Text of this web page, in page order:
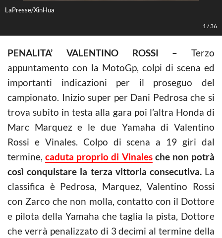
LaPresse/XinHua
1 /36
PENALITA’ VALENTINO ROSSI – Terzo
appuntamento con la MotoGp, colpi di scena ed
importanti indicazioni per il proseguo del
campionato. Inizio super per Dani Pedrosa che si
trova subito in testa alla gara poi l’altra Honda di
Marc Marquez e le due Yamaha di Valentino
Rossi e Vinales. Colpo di scena a 19 giri dal
termine,caduta proprio di Vinalesche non potrà
così conquistare la terza vittoria consecutiva. La
classifica è Pedrosa, Marquez, Valentino Rossi
con Zarco che non molla, contatto con il Dottore
e pilota della Yamaha che taglia la pista, Dottore
che verrà penalizzato di 3 decimi al termine della